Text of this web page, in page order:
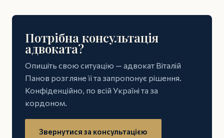
Потрібна консультація
адвоката?
Опишіть свою ситуацію — адвокат Віталій
Панов розгляне її та запропонує рішення.
Конфіденційно, по всій Україні та за
кордоном.
Звернутися за консультацією